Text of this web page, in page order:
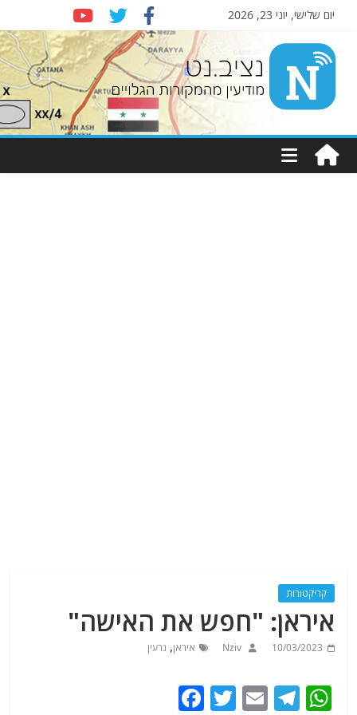
יום שלישי, יוני 23, 2026
Nziv.net
מודיעין
מהמקורות
קריקטורות
איראן: "חפש את האישה"
10/03/2023
Nziv איראן, גרעין
W
T
E
T